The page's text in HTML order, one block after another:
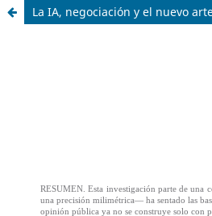
La IA, negociación y el nuevo